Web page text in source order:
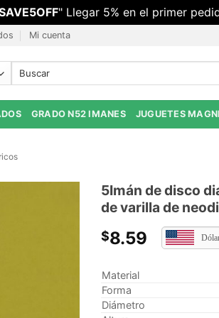
" Llegar 5% en el primer
Mi cuenta
Buscar:
GRADO N52 IMANES JUGUETES
5Imán de disco
de varilla de
$8.59
Material
Forma
Diámetro